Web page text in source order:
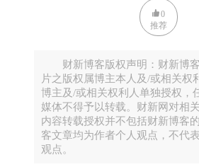
什么意思。当解放指的是“一种心
领域会淹没其中所有的污秽”，那
能达到的状态。这种从轮回的解脱
中才有解释，也只有通过佛教的行
0
推荐
财新博客版权声明：财新博客
片之版权属博主本人及/或相关权
博主及/或相关权利人单独授权，
媒体不得予以转载。财新网对相
内容转载授权并不包括财新博客
客文章均为作者个人观点，不代
观点。